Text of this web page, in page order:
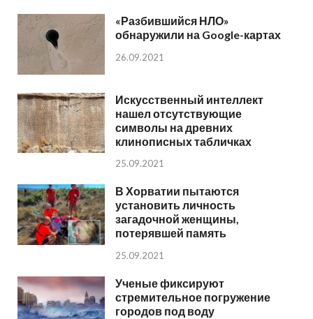
«Разбившийся НЛО»
обнаружили на Google-картах
26.09.2021
Искусственный интеллект
нашел отсутствующие
символы на древних
клинописных табличках
25.09.2021
В Хорватии пытаются
установить личность
загадочной женщины,
потерявшей память
25.09.2021
Ученые фиксируют
стремительное погружение
городов под воду